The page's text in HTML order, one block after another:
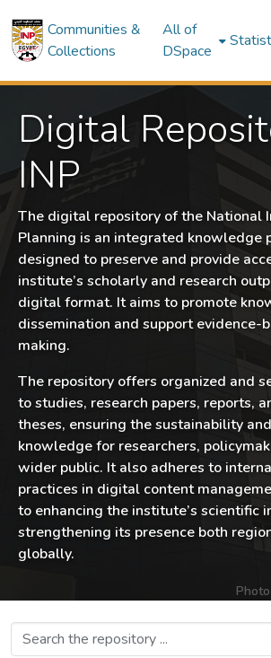
Communities &
Collections
All of
DSpace
Digital
INP
The digital repository of the National
Planning is an integrated knowledge
designed to preserve and provide
institute’s scholarly and research
digital format. It aims to promote
dissemination and support evidence-
making.
The repository offers organized and
to studies, research papers, reports,
theses, ensuring the sustainability
knowledge for researchers,
wider public. It also adheres to
practices in digital content
to enhancing the institute’s scientific
strengthening its presence both
globally.